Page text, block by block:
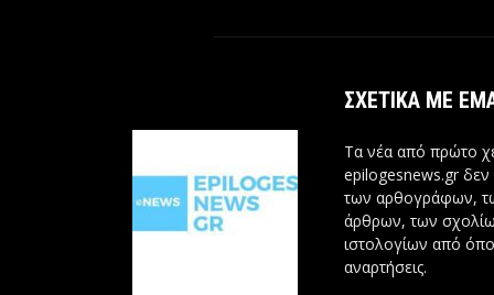
ΣΧΕΤΙΚΆ ΜΕ
Τα νέα από πρώτο
epilogesnews.gr δεν
των αρθογράφων,
άρθρων, των
ιστολογίων από
αναρτήσεις.